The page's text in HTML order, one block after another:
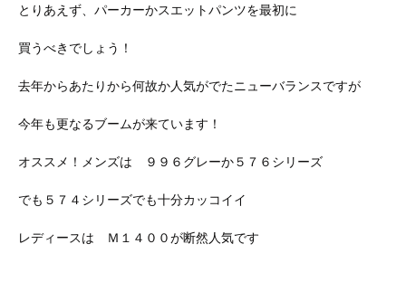
とりあえず、パーカーかスエットパンツを最初に
買うべきでしょう！
去年からあたりから何故か人気がでたニューバランスですが
今年も更なるブームが来ています！
オススメ！メンズは ９９６グレーか５７６シリーズ
でも５７４シリーズでも十分カッコイイ
レディースは Ｍ１４００が断然人気です